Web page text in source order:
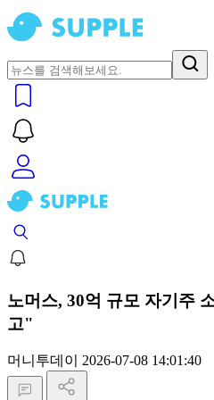
노머스, 30억 규모 자기주
고"
머니투데이 2026-07-08 14:01:40